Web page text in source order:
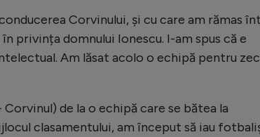
Corvinului, și cu care am rămas
privința domnului Ionescu. I-am spus că e
Am lăsat acolo o echipă pentru
de la o echipă care se bătea la
clasamentului, am început să iau